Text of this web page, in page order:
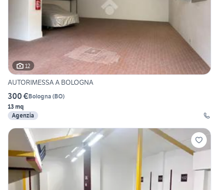
12
AUTORIMESSA A BOLOGNA
300 €Bologna (BO)
13 mq
Agenzia